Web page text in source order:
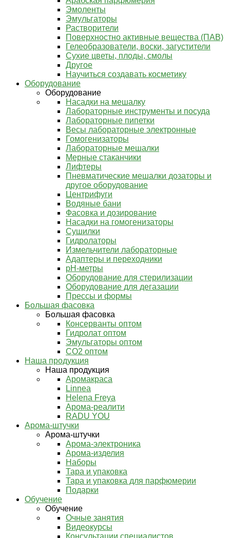
Эмоленты
Эмульгаторы
Растворители
Поверхностно активные вещества (ПАВ)
Гелеобразователи, воски, загустители
Сухие цветы, плоды, смолы
Другое
Научиться создавать косметику
Оборудование
Оборудование
Насадки на мешалку
Лабораторные инструменты и посуда
Лабораторные пипетки
Весы лабораторные электронные
Гомогенизаторы
Лабораторные мешалки
Мерные стаканчики
Лифтеры
Пневматические мешалки дозаторы и
другое оборудование
Центрифуги
Водяные бани
Фасовка и дозирование
Насадки на гомогенизаторы
Сушилки
Гидролаторы
Измельчители лабораторные
Адаптеры и переходники
pH-метры
Оборудование для стерилизации
Оборудование для дегазации
Прессы и формы
Большая фасовка
Большая фасовка
Консерванты оптом
Гидролат оптом
Эмульгаторы оптом
СО2 оптом
Наша продукция
Наша продукция
Аромакраса
Linnea
Helena Freya
Арома-реалити
RADU YOU
Арома-штучки
Арома-штучки
Арома-электроника
Арома-изделия
Наборы
Тара и упаковка
Тара и упаковка для парфюмерии
Подарки
Обучение
Обучение
Очные занятия
Видеокурсы
Консультации специалистов